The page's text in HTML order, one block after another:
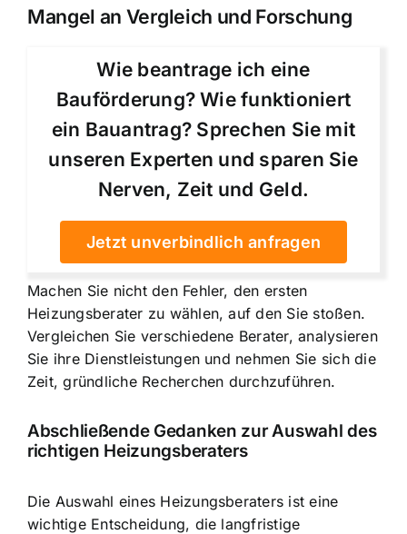
Mangel an Vergleich und Forschung
Wie beantrage ich eine
Bauförderung? Wie funktioniert
ein Bauantrag? Sprechen Sie mit
unseren Experten und sparen Sie
Nerven, Zeit und Geld.
Jetzt unverbindlich anfragen
Machen Sie nicht den Fehler, den ersten
Heizungsberater zu wählen, auf den Sie stoßen.
Vergleichen Sie verschiedene Berater, analysieren
Sie ihre Dienstleistungen und nehmen Sie sich die
Zeit, gründliche Recherchen durchzuführen.
Abschließende Gedanken zur Auswahl des
richtigen Heizungsberaters
Die Auswahl eines Heizungsberaters ist eine
wichtige Entscheidung, die langfristige